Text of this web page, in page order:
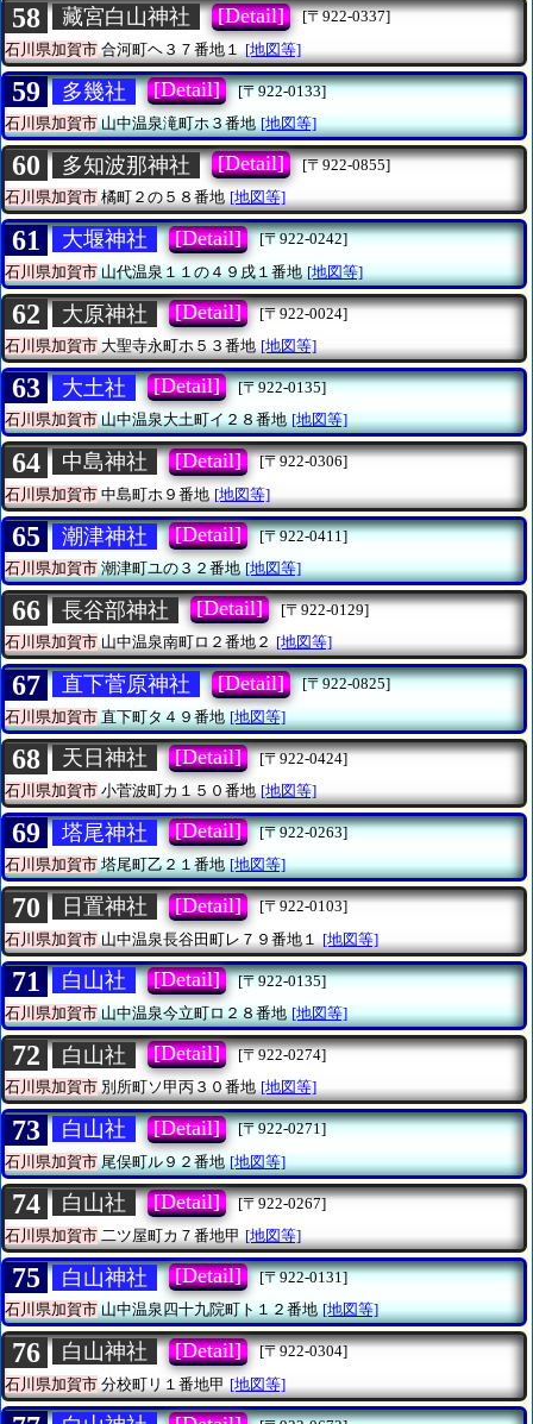
58 藏宮白山神社 [Detail]
[〒922-0337]
石川県加賀市 合河町ヘ３７番地１ [地図等]
59 多幾社 [Detail]
[〒922-0133]
石川県加賀市山中温泉滝町ホ３番地 [地図等]
60 多知波那神社 [Detail]
[〒922-0855]
石川県加賀市橘町２の５８番地 [地図等]
61 大堰神社 [Detail]
[〒922-0242]
石川県加賀市山代温泉１１の４９戌１番地 [地図等]
62 大原神社 [Detail]
[〒922-0024]
石川県加賀市大聖寺永町ホ５３番地 [地図等]
63 大土社 [Detail]
[〒922-0135]
石川県加賀市山中温泉大土町イ２８番地 [地図等]
64 中島神社 [Detail]
[〒922-0306]
石川県加賀市 中島町ホ９番地 [地図等]
65 潮津神社 [Detail]
[〒922-0411]
石川県加賀市潮津町ユの３２番地 [地図等]
66 長谷部神社 [Detail]
[〒922-0129]
石川県加賀市山中温泉南町ロ２番地２ [地図等]
67 直下菅原神社 [Detail]
[〒922-0825]
石川県加賀市直下町タ４９番地 [地図等]
68 天日神社 [Detail]
[〒922-0424]
石川県加賀市 小菅波町カ１５０番地 [地図等]
69 塔尾神社 [Detail]
[〒922-0263]
石川県加賀市塔尾町乙２１番地 [地図等]
70 日置神社 [Detail]
[〒922-0103]
石川県加賀市 山中温泉長谷田町レ７９番地１ [地図等]
71 白山社 [Detail]
[〒922-0135]
石川県加賀市山中温泉今立町ロ２８番地 [地図等]
72 白山社 [Detail]
[〒922-0274]
石川県加賀市別所町ソ甲丙３０番地 [地図等]
73 白山社 [Detail]
[〒922-0271]
石川県加賀市尾俣町ル９２番地 [地図等]
74 白山社 [Detail]
[〒922-0267]
石川県加賀市 二ツ屋町カ７番地甲 [地図等]
75 白山神社 [Detail]
[〒922-0131]
石川県加賀市山中温泉四十九院町ト１２番地 [地図等]
76 白山神社 [Detail]
[〒922-0304]
石川県加賀市 分校町リ１番地甲 [地図等]